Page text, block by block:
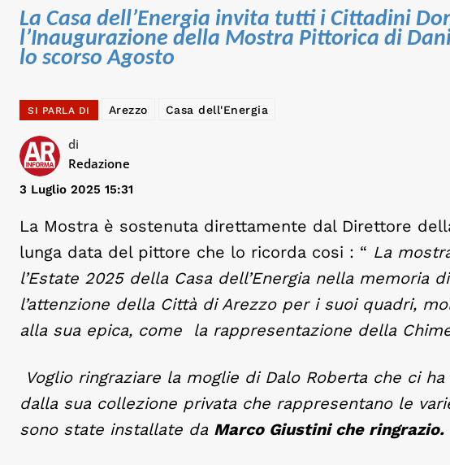
La Casa dell’Energia invita tutti i Cittadini
l’Inaugurazione della Mostra Pittorica di
lo scorso Agosto
SI PARLA DI Arezzo Casa dell'Energia
di
Redazione
3 Luglio 2025 15:31
La Mostra è sostenuta direttamente dal Direttore
lunga data del pittore che lo ricorda cosi : “ La
l’Estate 2025 della Casa dell’Energia nella
l’attenzione della Città di Arezzo per i suoi quadri,
alla sua epica, come la rappresentazione della
Voglio ringraziare la moglie di Dalo Roberta che ci
dalla sua collezione privata che rappresentano le
sono state installate da Marco Giustini che ringrazio.